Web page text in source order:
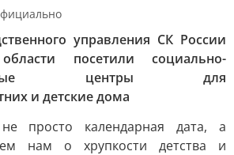
управления СК России
посетили социально-
центры для
и детские дома
просто календарная дата, а
нам о хрупкости детства и